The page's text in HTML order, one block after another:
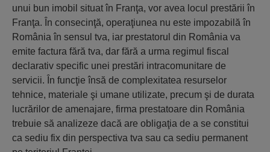
unui bun imobil situat în Franţa, vor avea locul prestării în
Franţa. În consecinţă, operaţiunea nu este impozabilă în
România în sensul tva, iar prestatorul din România va
emite factura fără tva, dar fără a urma regimul fiscal
declarativ specific unei prestări intracomunitare de
servicii. În funcţie însă de complexitatea resurselor
tehnice, materiale şi umane utilizate, precum şi de durata
lucrărilor de amenajare, firma prestatoare din România
trebuie să analizeze dacă are obligaţia de a se constitui
ca sediu fix din perspectiva tva sau ca sediu permanent